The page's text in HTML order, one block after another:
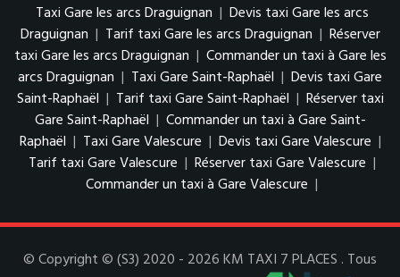
Taxi Gare les arcs Draguignan | Devis taxi Gare les arcs
Draguignan | Tarif taxi Gare les arcs Draguignan | Réserver
taxi Gare les arcs Draguignan | Commander un taxi à Gare les
arcs Draguignan | Taxi Gare Saint-Raphaël | Devis taxi Gare
Saint-Raphaël | Tarif taxi Gare Saint-Raphaël | Réserver taxi
Gare Saint-Raphaël | Commander un taxi à Gare Saint-
Raphaël | Taxi Gare Valescure | Devis taxi Gare Valescure |
Tarif taxi Gare Valescure | Réserver taxi Gare Valescure |
Commander un taxi à Gare Valescure |
© Copyright © (S3) 2020 - 2026 KM TAXI 7 PLACES . Tous